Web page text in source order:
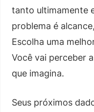
tanto ultimamente
problema é
Escolha uma
Você vai perceber
que imagina.
Seus próximos